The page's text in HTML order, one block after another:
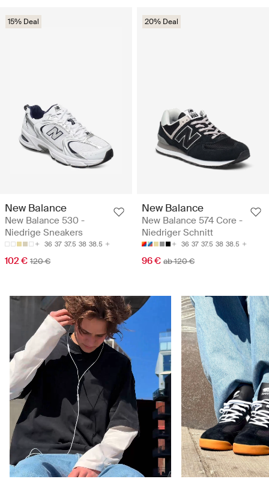
15% Deal
New Balance
New Balance 530 -
Niedrige Sneakers
36 37 37.5 38 38.5
102 € 120 €
20% Deal
New Balance
New Balance 574 Core -
Niedriger Schnitt
36 37 37.5 38 38.5
96 € ab 120 €